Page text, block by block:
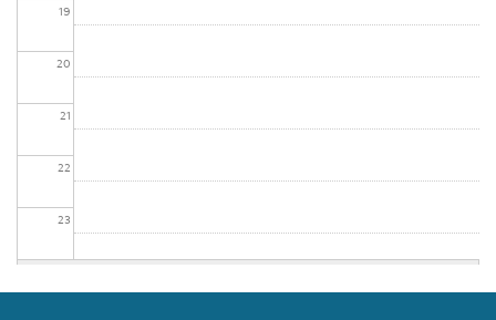
19
20
21
22
23